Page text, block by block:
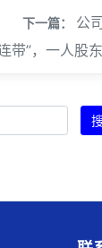
下一篇：
公
带”，一人股